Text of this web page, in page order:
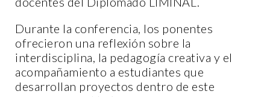
Durante la conferencia, los ponentes
ofrecieron una reflexión sobre la
interdisciplina, la pedagogía creativa y el
acompañamiento a estudiantes que
desarrollan proyectos dentro de este